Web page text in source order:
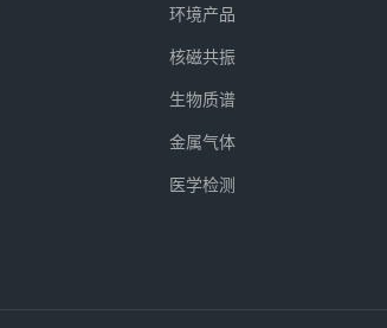
环境产品
核磁共振
生物质谱
金属气体
医学检测